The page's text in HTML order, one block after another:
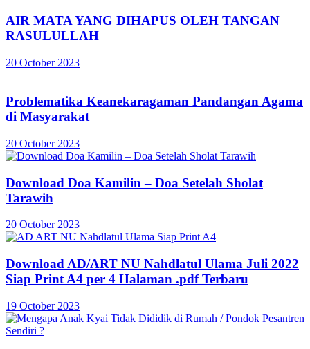
AIR MATA YANG DIHAPUS OLEH TANGAN
RASULULLAH
20 October 2023
Problematika Keanekaragaman Pandangan Agama
di Masyarakat
20 October 2023
Download Doa Kamilin – Doa Setelah Sholat
Tarawih
20 October 2023
Download AD/ART NU Nahdlatul Ulama Juli 2022
Siap Print A4 per 4 Halaman .pdf Terbaru
19 October 2023